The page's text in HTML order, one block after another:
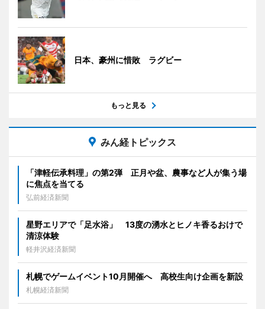
日本、豪州に惜敗 ラグビー
もっと見る
みん経トピックス
「津軽伝承料理」の第2弾 正月や盆、農事など人が集う場
に焦点を当てる
弘前経済新聞
星野エリアで「足水浴」 13度の湧水とヒノキ香るおけで
清涼体験
軽井沢経済新聞
札幌でゲームイベント10月開催へ 高校生向け企画を新設
札幌経済新聞